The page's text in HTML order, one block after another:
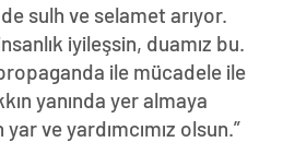
sulh ve selamet arıyor.
iyileşsin, duamız bu.
ile mücadele ile
yanında yer almaya
ve yardımcımız olsun.”